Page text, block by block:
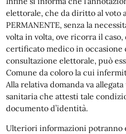
elettorale, che da diritto al voto
PERMANENTE, senza la
volta in volta, ove ricorra il
certificato medico in occasione
consultazione elettorale, può
Comune da coloro la cui
Alla relativa domanda va
sanitaria che attesti tale
documento d’identità.
Ulteriori informazioni potranno